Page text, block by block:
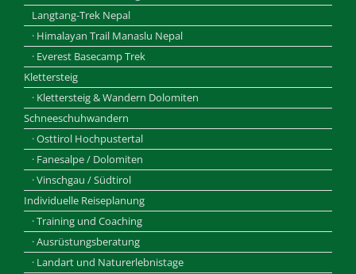
Langtang-Trek Nepal
· Himalayan Trail Manaslu Nepal
· Everest Basecamp Trek
Klettersteig
· Klettersteig & Wandern Dolomiten
Schneeschuhwandern
· Osttirol Hochpustertal
· Fanesalpe / Dolomiten
· Vinschgau / Südtirol
Individuelle Reiseplanung
· Training und Coaching
· Ausrüstungsberatung
· Landart und Naturerlebnistage